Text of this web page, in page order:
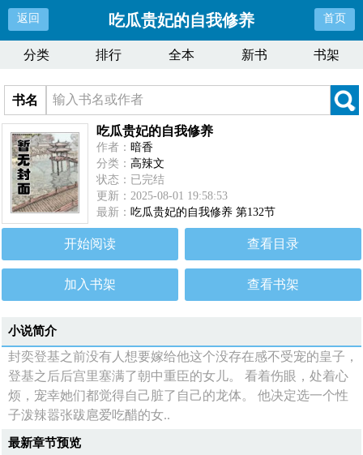
返回 吃瓜贵妃的自我修养 首页
分类 排行 全本 新书 书架
书名
吃瓜贵妃的自我修养
作者：暗香
分类：高辣文
状态：已完结
更新：2025-08-01 19:58:53
最新：吃瓜贵妃的自我修养 第132节
开始阅读 查看目录
加入书架 查看书架
小说简介
封奕登基之前没有人想要嫁给他这个没存在感不受宠的皇子，
登基之后后宫里塞满了朝中重臣的女儿。 看着伤眼，处着心
烦，宠幸她们都觉得自己脏了自己的龙体。 他决定选一个性
子泼辣嚣张跋扈爱吃醋的女..
最新章节预览